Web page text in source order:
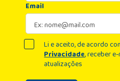
Email
Li e aceito, de acordo
Privacidade, receber
atualizações